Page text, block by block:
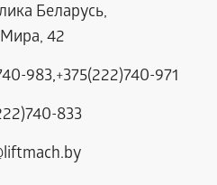
Беларусь,
42
983,+375(222)740-971
833